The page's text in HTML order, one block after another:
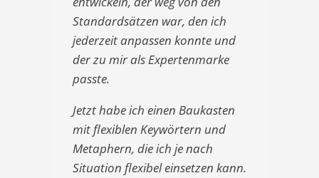
Standardsätzen war, den ich
jederzeit anpassen konnte und
der zu mir als Expertenmarke
passte.
Jetzt habe ich einen Baukasten
mit flexiblen Keywörtern und
Metaphern, die ich je nach
Situation flexibel einsetzen kann.